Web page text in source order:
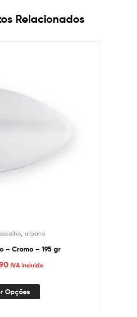
Relacionados
, urbano
– Cromo – 195 gr
IVA incluído
Opções